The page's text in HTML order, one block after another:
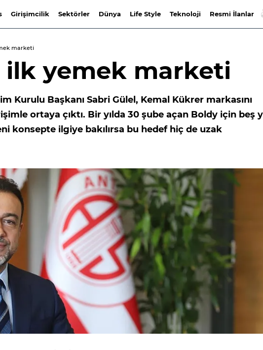
Girişimcilik Sektörler Dünya Life Style Teknoloji Resmi İlanlar
marketi
ilk yemek marketi
Kurulu Başkanı Sabri Gülel, Kemal Kükrer markasını
ortaya çıktı. Bir yılda 30 şube açan Boldy için beş
konsepte ilgiye bakılırsa bu hedef hiç de uzak